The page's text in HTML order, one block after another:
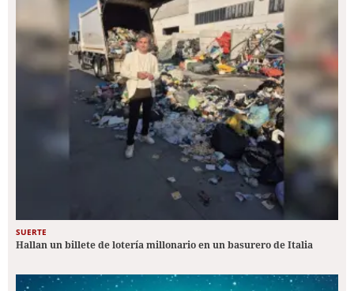
SUERTE
Hallan un billete de lotería millonario en un basurero de Italia